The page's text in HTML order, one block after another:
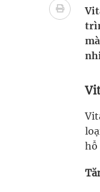
bảo vệ
Không
Bệnh
Ung
Vương
Chấn
hỗ